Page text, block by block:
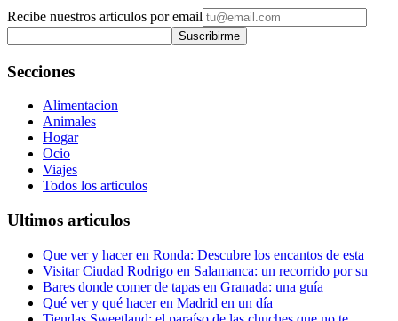
Recibe nuestros articulos por email
Suscribirme
Secciones
Alimentacion
Animales
Hogar
Ocio
Viajes
Todos los articulos
Ultimos articulos
Que ver y hacer en Ronda: Descubre los encantos de esta
Visitar Ciudad Rodrigo en Salamanca: un recorrido por su
Bares donde comer de tapas en Granada: una guía
Qué ver y qué hacer en Madrid en un día